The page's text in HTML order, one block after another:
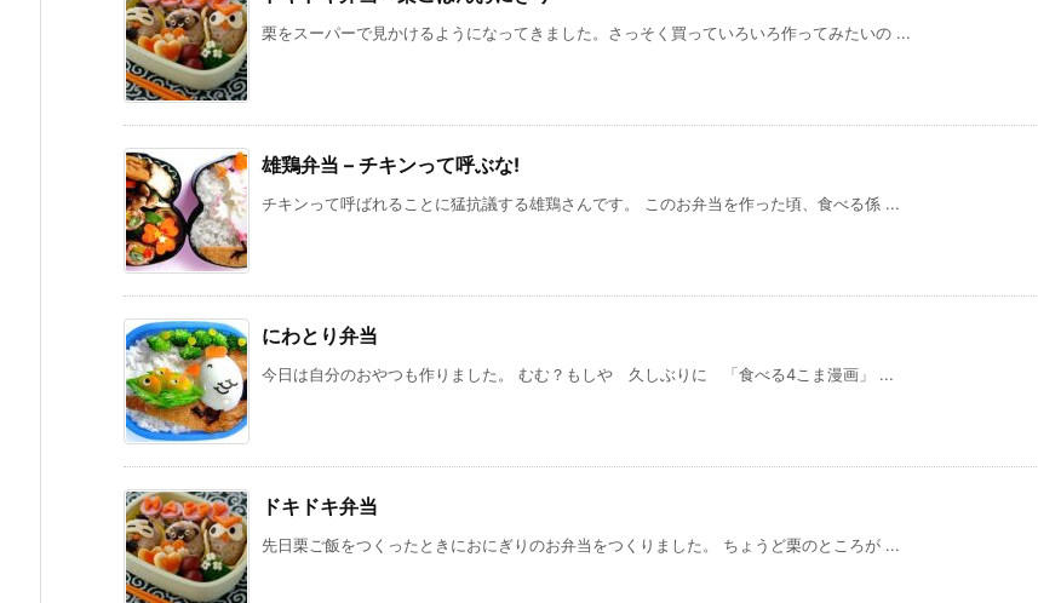
栗をスーパーで見かけるようになってきました。さっそく買っていろいろ作ってみたいの ...
雄鶏弁当 – チキンって呼ぶな!
チキンって呼ばれることに猛抗議する雄鶏さんです。 このお弁当を作った頃、食べる係 ...
にわとり弁当
今日は自分のおやつも作りました。 むむ？もしや 久しぶりに 「食べる4こま漫画」 ...
ドキドキ弁当
先日栗ご飯をつくったときにおにぎりのお弁当をつくりました。 ちょうど栗のところが ...